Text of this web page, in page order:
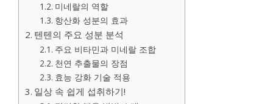
미네랄의 역할
항산화 성분의 효과
텐텐의 주요 성분 분석
주요 비타민과 미네랄 조합
천연 추출물의 장점
효능 강화 기술 적용
일상 속 쉽게 섭취하기!